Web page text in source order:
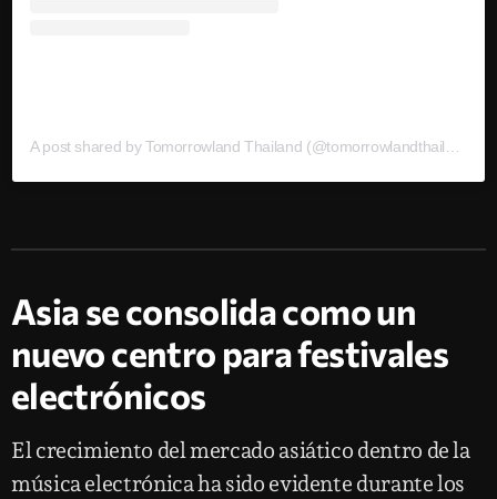
Asia se consolida como un
nuevo centro para festivales
electrónicos
El crecimiento del mercado asiático dentro de la
música electrónica ha sido evidente durante los